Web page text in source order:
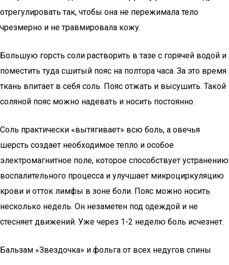
отрегулировать так, чтобы она не пережимала тело
чрезмерно и не травмировала кожу.
Большую горсть соли растворить в тазе с горячей водой и
поместить туда сшитый пояс на полтора часа. За это время
ткань впитает в себя соль. Пояс отжать и высушить. Такой
соляной пояс можно надевать и носить постоянно.
Соль практически «вытягивает» всю боль, а овечья
шерсть создает необходимое тепло и особое
электромагнитное поле, которое способствует устранению
воспалительного процесса и улучшает микроциркуляцию
крови и отток лимфы в зоне боли. Пояс можно носить
несколько недель. Он незаметен под одеждой и не
стесняет движений. Уже через 1-2 неделю боль исчезнет.
Бальзам «Звездочка» и фольга от всех недугов спины